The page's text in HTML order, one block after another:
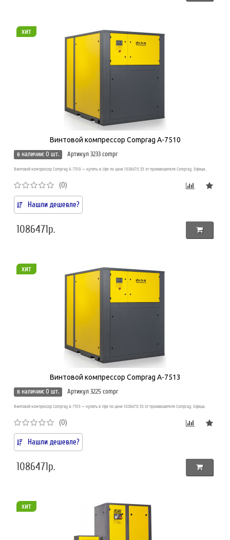
хит
Винтовой компрессор Comprag A-7510
в наличии: 0 шт.
Артикул 3233 compr
Винтовой компрессор Comprag A-7510 — купить в Уфе по цене 1086470.53 от производителя Comprag. Офици..
(0)
Нашли дешевле?
1086471р.
хит
Винтовой компрессор Comprag A-7513
в наличии: 0 шт.
Артикул 3225 compr
Винтовой компрессор Comprag A-7513 — купить в Уфе по цене 1086470.53 от производителя Comprag. Офици..
(0)
Нашли дешевле?
1086471р.
хит